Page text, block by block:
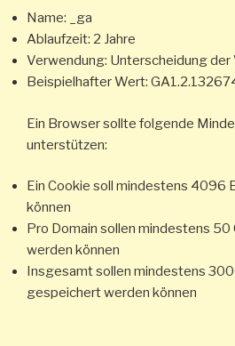
Name: _ga
Ablaufzeit: 2 Jahre
Verwendung: Unterscheidung
Beispielhafter Wert:
Ein Browser sollte folgende
unterstützen:
Ein Cookie soll mindestens 4096
können
Pro Domain sollen mindestens
werden können
Insgesamt sollen mindestens
gespeichert werden können